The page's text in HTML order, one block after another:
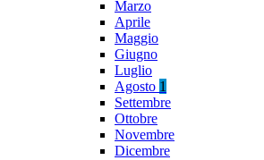
Marzo
Aprile
Maggio
Giugno
Luglio
Agosto 1
Settembre
Ottobre
Novembre
Dicembre